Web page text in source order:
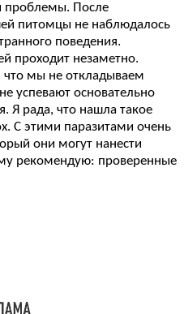
проблемы. После
питомцы не наблюдалось
поведения.
проходит незаметно.
что мы не откладываем
успевают основательно
Я рада, что нашла такое
С этими паразитами очень
они могут нанести
рекомендую: проверенные